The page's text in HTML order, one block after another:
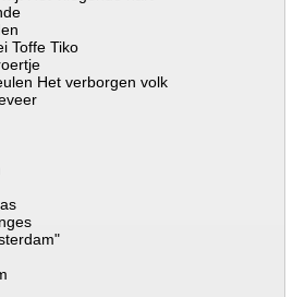
Toffe Tiko
Het verborgen volk